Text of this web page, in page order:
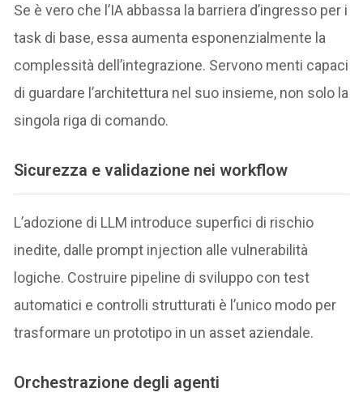
Se è vero che l’IA abbassa la barriera d’ingresso per i
task di base, essa aumenta esponenzialmente la
complessità dell’integrazione. Servono menti capaci
di guardare l’architettura nel suo insieme, non solo la
singola riga di comando.
Sicurezza e validazione nei workflow
L’adozione di LLM introduce superfici di rischio
inedite, dalle prompt injection alle vulnerabilità
logiche. Costruire pipeline di sviluppo con test
automatici e controlli strutturati è l’unico modo per
trasformare un prototipo in un asset aziendale.
Orchestrazione degli agenti